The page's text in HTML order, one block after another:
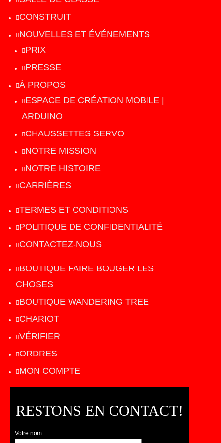
CONSTRUIT
NOUVELLES ET ÉVÉNEMENTS
PRIX
PRESSE
À PROPOS
ESPACE DE CRÉATION MOBILE |
ARDUINO
CHAUSSETTES SERVO
NOTRE MISSION
NOTRE HISTOIRE
CARRIÈRES
TERMES ET CONDITIONS
POLITIQUE DE CONFIDENTIALITÉ
CONTACTEZ-NOUS
BOUTIQUE FAIRE BOUGER LES
CHOSES
BOUTIQUE WANDERING TREE
CHARIOT
VÉRIFIER
ORDRES
MON COMPTE
RESTONS EN CONTACT!
Votre nom